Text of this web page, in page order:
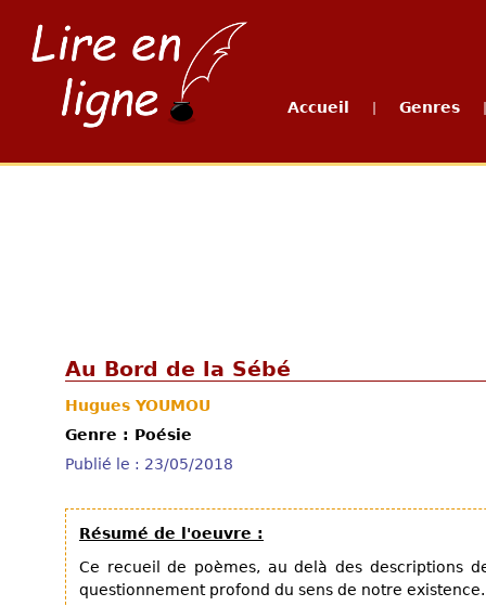
Accueil Genres
Au Bord de la Sébé
Hugues YOUMOU
Genre : Poésie
Publié le : 23/05/2018
Résumé de l'oeuvre :
Ce recueil de poèmes, au delà des descriptions
questionnement profond du sens de notre existence.